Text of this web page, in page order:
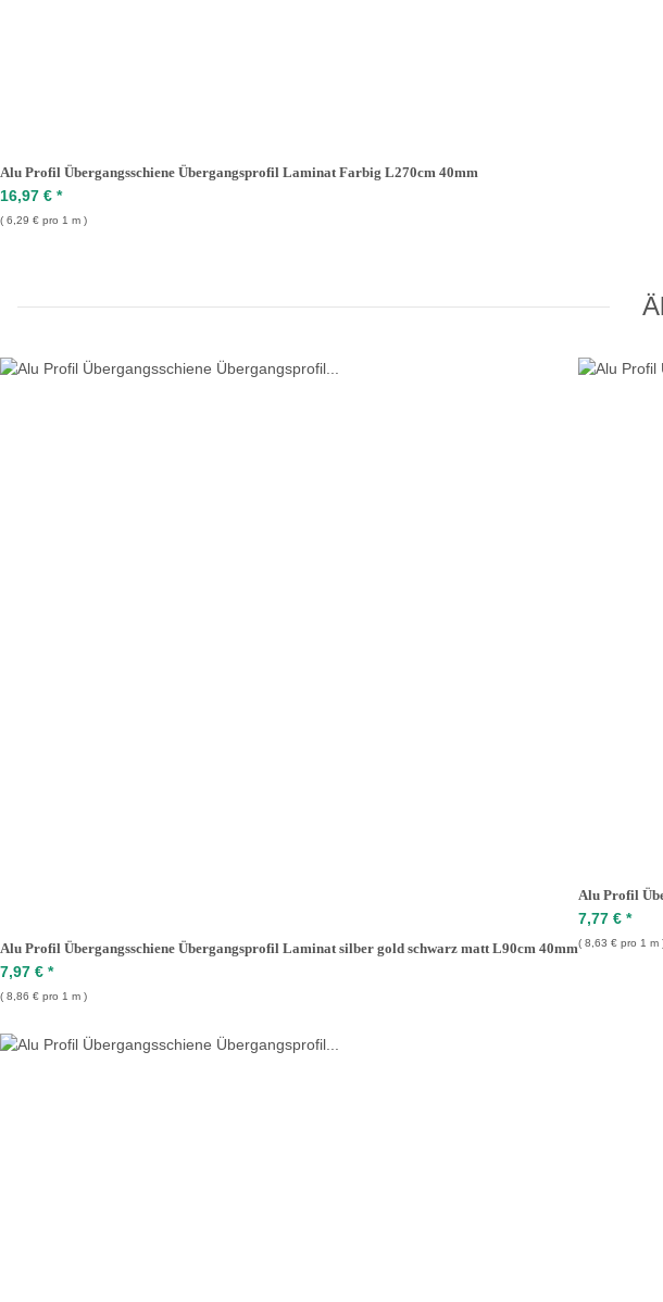
Alu Profil Übergangsschiene Übergangsprofil Laminat Farbig L270cm 40mm
16,97 € *
6,29 € pro 1 m
Alu Profil Übergangsschiene Übergangsprofil Laminat silber gold schwarz matt L90cm 40mm
7,97 € *
8,86 € pro 1 m
Alu Profil
7,77 € *
8,63 € pro 1 m